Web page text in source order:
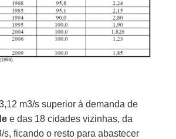
m3/s superior à demanda de
e das 18 cidades vizinhas, da
s, ficando o resto para abastecer